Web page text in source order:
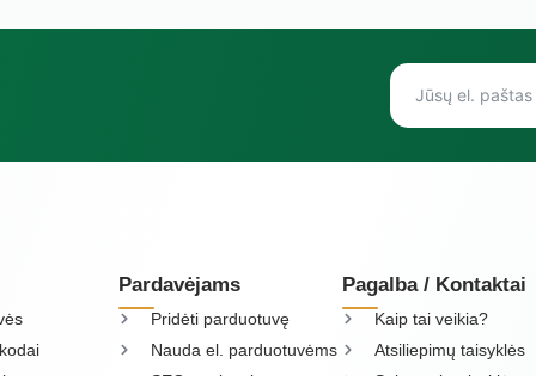
Pardavėjams
Pridėti parduotuvę
Nauda el. parduotuvėms
Pagalba / Kontaktai
Kaip tai veikia?
Atsiliepimų taisyklės